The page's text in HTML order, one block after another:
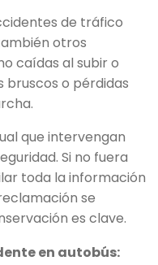
de tráfico
otros
caídas al subir o
bruscos o pérdidas
que intervengan
Si no fuera
toda la información
se
es clave.
en autobús: